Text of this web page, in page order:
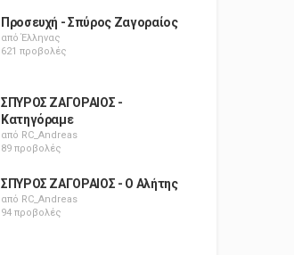
Προσευχή - Σπύρος Ζαγοραίος
απόΈλληνας
621 προβολές
ΣΠΥΡΟΣ ΖΑΓΟΡΑΙΟΣ -
Κατηγόραμε
από RC_Andreas
89 προβολές
ΣΠΥΡΟΣ ΖΑΓΟΡΑΙΟΣ - Ο Αλήτης
από RC_Andreas
94 προβολές